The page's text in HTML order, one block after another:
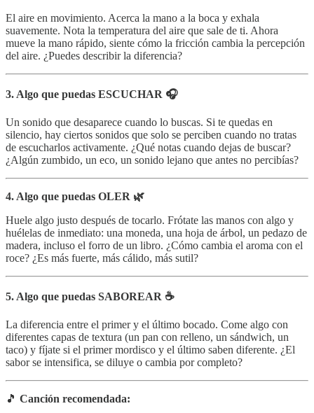
El aire en movimiento. Acerca la mano a la boca y exhala
suavemente. Nota la temperatura del aire que sale de ti. Ahora
mueve la mano rápido, siente cómo la fricción cambia la percepción
del aire. ¿Puedes describir la diferencia?
3. Algo que puedas ESCUCHAR 🎧
Un sonido que desaparece cuando lo buscas. Si te quedas en
silencio, hay ciertos sonidos que solo se perciben cuando no tratas
de escucharlos activamente. ¿Qué notas cuando dejas de buscar?
¿Algún zumbido, un eco, un sonido lejano que antes no percibías?
4. Algo que puedas OLER 🌿
Huele algo justo después de tocarlo. Frótate las manos con algo y
huélelas de inmediato: una moneda, una hoja de árbol, un pedazo de
madera, incluso el forro de un libro. ¿Cómo cambia el aroma con el
roce? ¿Es más fuerte, más cálido, más sutil?
5. Algo que puedas SABOREAR ☕
La diferencia entre el primer y el último bocado. Come algo con
diferentes capas de textura (un pan con relleno, un sándwich, un
taco) y fíjate si el primer mordisco y el último saben diferente. ¿El
sabor se intensifica, se diluye o cambia por completo?
🎵 Canción recomendada: